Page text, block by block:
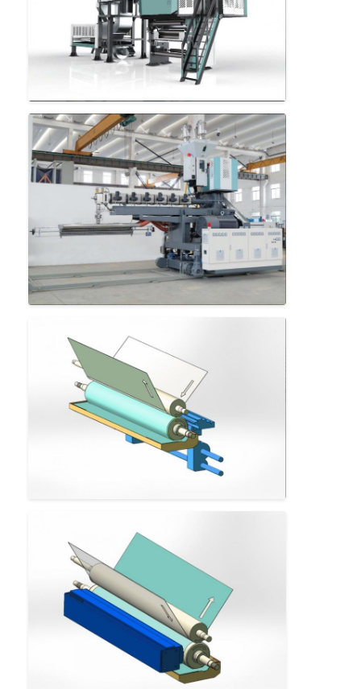
μηχάνημα επίστρωσης του χαρτιού
Πλαισιωμένη διπλάσιο μηχανή τοποθέτησης σε στρώματα
Μέρη μηχανών ελασματοποίησης
Φγμένη λειωμένο μέταλλο μηχανή υφάσματος